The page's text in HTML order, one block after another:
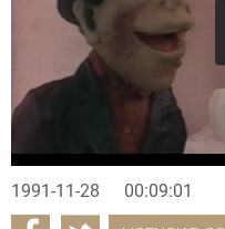
1991-11-28 00:09:01